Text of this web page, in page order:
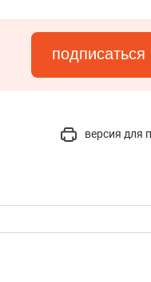
подписаться
версия для